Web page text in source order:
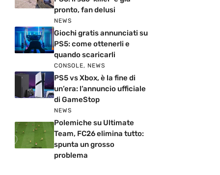
pronto, fan delusi
NEWS
Giochi gratis annunciati su
PS5: come ottenerli e
quando scaricarli
CONSOLE, NEWS
PS5 vs Xbox, è la fine di
un’era: l’annuncio ufficiale
di GameStop
NEWS
Polemiche su Ultimate
Team, FC26 elimina tutto:
spunta un grosso
problema